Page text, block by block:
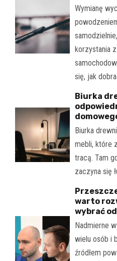
Wymianę
korzystania
się, jak
Biurka
Biurka
mebli, które
tracą. Tam
zaczyna się
warto
wybrać
Nadmierne
wielu osób i
źródłem